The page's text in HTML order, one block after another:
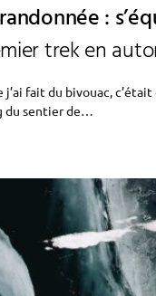
:
trek en
fait du bivouac, c’était
du sentier de…